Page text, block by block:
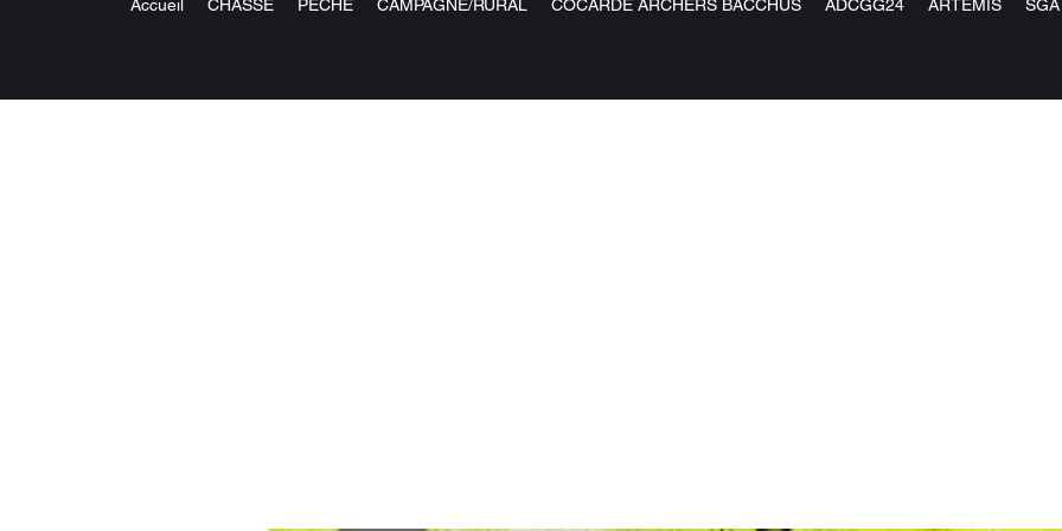
Accueil CHASSE PECHE CAMPAGNE/RURAL COCARDE ARCHERS BACCHUS ADCGG24 ARTEMIS SGA